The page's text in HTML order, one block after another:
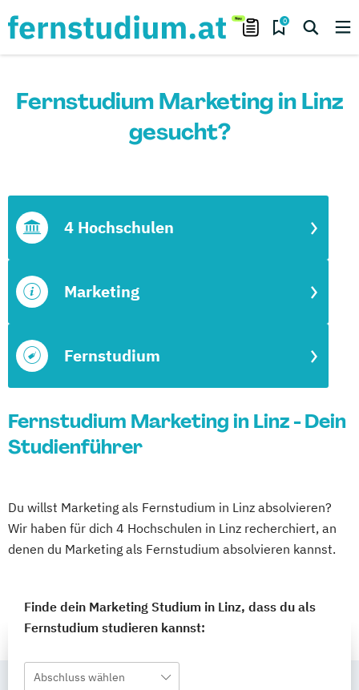
0
Fernstudium Marketing in Linz
gesucht?
Fernstudium
Marketing
4 Hochschulen
Fernstudium Marketing in Linz - Dein
Studienführer
Du willst Marketing als Fernstudium in Linz absolvieren?
Wir haben für dich 4 Hochschulen in Linz recherchiert, an
denen du Marketing als Fernstudium absolvieren kannst.
Finde dein Marketing Studium in Linz, dass du als
Fernstudium studieren kannst:
Abschluss wählen